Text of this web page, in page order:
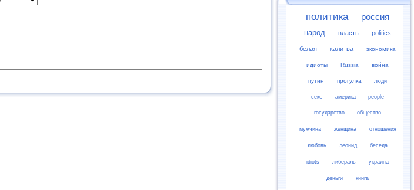
политика россия
народ власть politics
белая калитва экономика
идиоты Russia война
путин прогулка люди
секс америка people
государство общество
мужчина женщина отношения
любовь леонид беседа
idiots либералы украина
деньги книга